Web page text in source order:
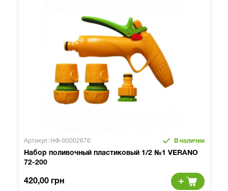
Артикул: НФ-00002876 В наличии
Набор поливочный пластиковый 1/2 №1 VERANO
72-200
420,00 грн